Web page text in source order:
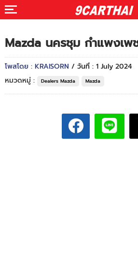
Mazda นครชุม กำแพงเพ
โพสโดย : KRAISORN / วันที่ : 1 July 2024
หมวดหมู่ :
Dealers Mazda Mazda